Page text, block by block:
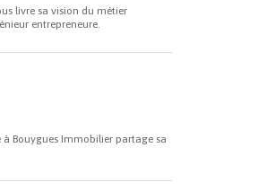
livre sa vision du métier
entrepreneure.
à Bouygues Immobilier partage sa